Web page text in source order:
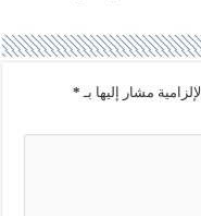
مشار إليها بـ *